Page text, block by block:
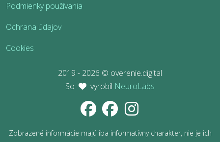
Podmienky používania
Ochrana údajov
Cookies
2019 - 2026 © overenie.digital
So
vyrobil NeuroLabs
Zobrazené informácie majú iba informatívny charakter, nie je ich